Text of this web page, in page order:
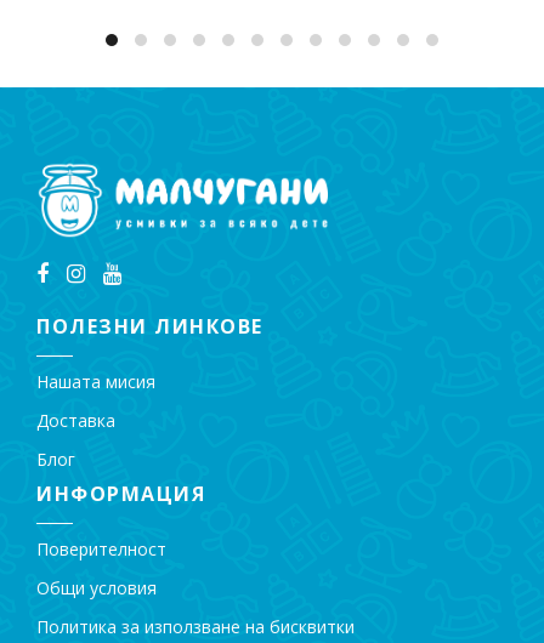
ПОЛЕЗНИ ЛИНКОВЕ
Нашата мисия
Доставка
Блог
ИНФОРМАЦИЯ
Поверителност
Общи условия
Политика за използване на бисквитки